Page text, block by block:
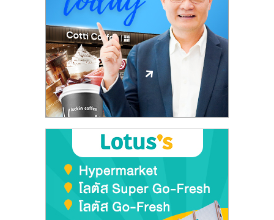
ปรึกษา
การ
ลงทุน
และ
ขยาย